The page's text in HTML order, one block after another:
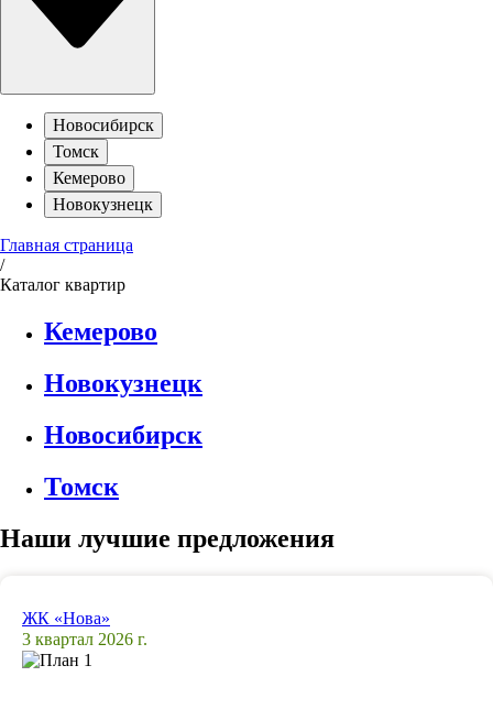
Новосибирск
Томск
Кемерово
Новокузнецк
Главная страница
/
Каталог квартир
Кемерово
Новокузнецк
Новосибирск
Томск
Наши лучшие предложения
ЖК «Нова»
3 квартал 2026 г.